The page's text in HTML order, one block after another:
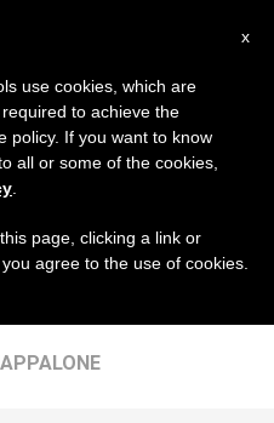
x
use cookies, which are
to achieve the
policy. If you want to know
all or some of the cookies,
page, clicking a link or
agree to the use of cookies.